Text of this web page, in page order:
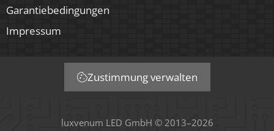
Garantiebedingungen
Impressum
Zustimmung verwalten
luxvenum LED GmbH © 2013–2026